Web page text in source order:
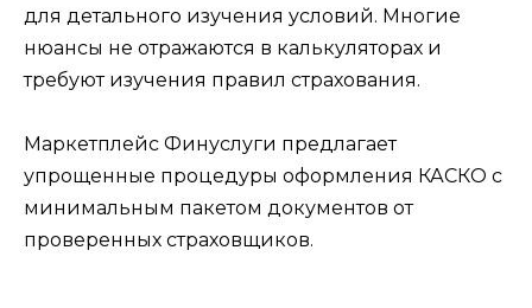
для детального изучения условий. Многие
нюансы не отражаются в калькуляторах и
требуют изучения правил страхования.
Маркетплейс Финуслуги предлагает
упрощенные процедуры оформления КАСКО с
минимальным пакетом документов от
проверенных страховщиков.